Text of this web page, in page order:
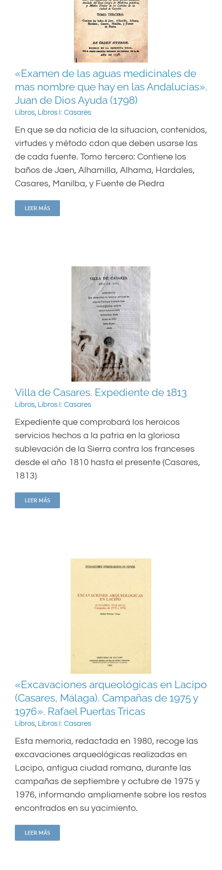
«Examen de las aguas medicinales de mas
nombre que hay en las Andalucias». Juan de
Dios Ayuda (1798)
«Examen de las aguas medicinales de
mas nombre que hay en las Andalucias».
Juan de Dios Ayuda (1798)
Libros, Libros I: Casares
En que se da noticia de la situacion, contenidos,
virtudes y método cdon que deben usarse las
de cada fuente. Tomo tercero: Contiene los
baños de Jaen, Alhamilla, Alhama, Hardales,
Casares, Manilba, y Fuente de Piedra
LEER MÁS
Villa de Casares. Expediente de 1813
Libros, Libros I: Casares
Expediente que comprobará los heroicos
servicios hechos a la patria en la gloriosa
sublevación de la Sierra contra los franceses
desde el año 1810 hasta el presente (Casares,
1813)
LEER MÁS
«Excavaciones arqueológicas en Lacipo
«Excavaciones arqueológicas en Lacipo
(Casares, Málaga). Campañas de 1975 y
1976». Rafael Puertas Tricas
Libros, Libros I: Casares
Esta memoria, redactada en 1980, recoge las
excavaciones arqueológicas realizadas en
Lacipo, antigua ciudad romana, durante las
campañas de septiembre y octubre de 1975 y
1976, informando ampliamente sobre los restos
encontrados en su yacimiento.
LEER MÁS